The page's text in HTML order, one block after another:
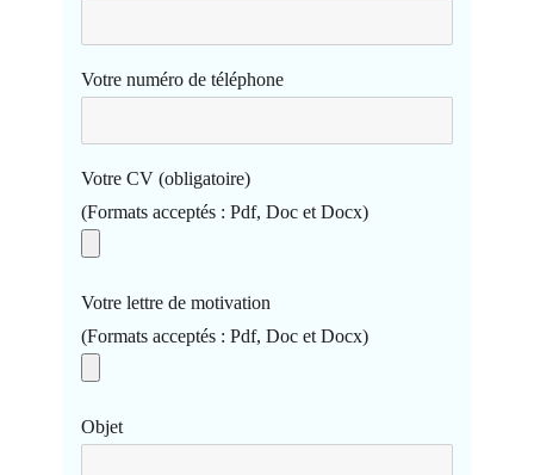
Votre numéro de téléphone
Votre CV (obligatoire)
(Formats acceptés : Pdf, Doc et Docx)
Votre lettre de motivation
(Formats acceptés : Pdf, Doc et Docx)
Objet